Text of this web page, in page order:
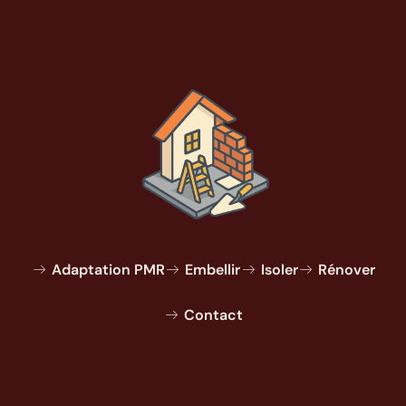
Adaptation PMR Embellir Isoler Rénover
Contact